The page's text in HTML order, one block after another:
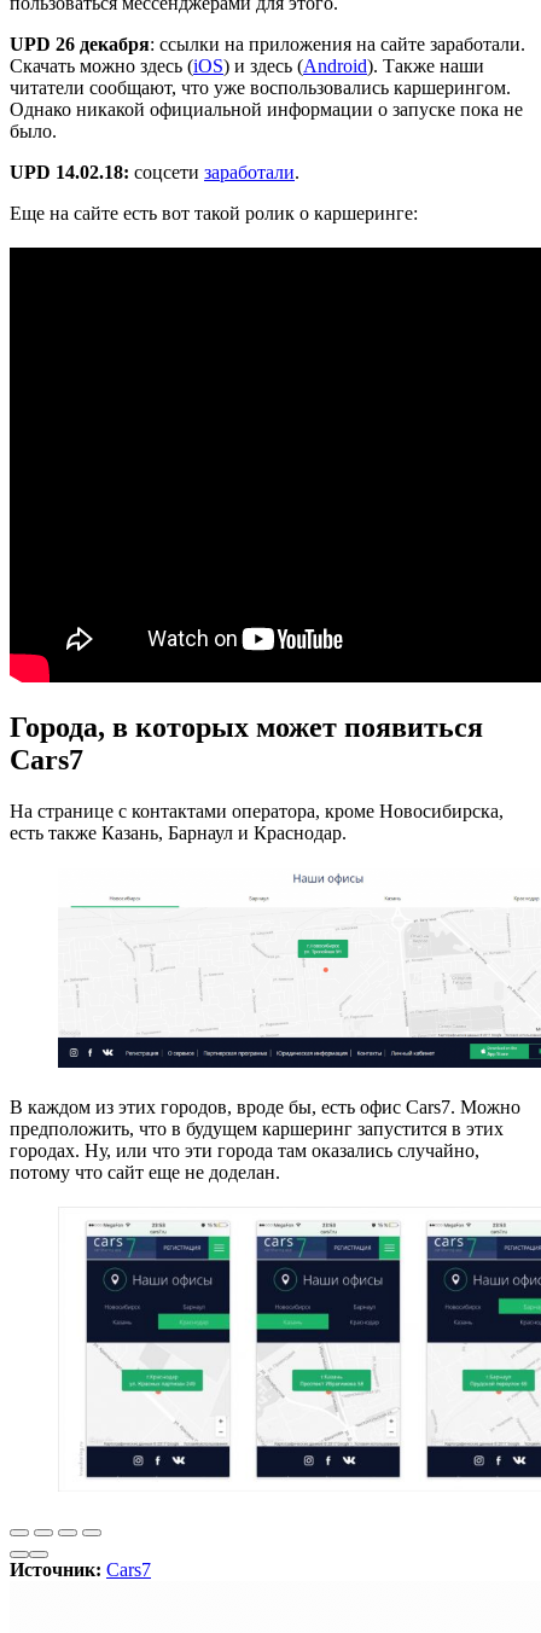
UPD 26 декабря: ссылки на приложения на сайте заработали.
Скачать можно здесь (iOS) и здесь (Android). Также наши
читатели сообщают, что уже воспользовались каршерингом.
Однако никакой официальной информации о запуске пока не
было.
UPD 14.02.18: соцсети заработали.
Еще на сайте есть вот такой ролик о каршеринге:
Города, в которых может появиться
Cars7
На странице с контактами оператора, кроме Новосибирска,
есть также Казань, Барнаул и Краснодар.
В каждом из этих городов, вроде бы, есть офис Cars7. Можно
предположить, что в будущем каршеринг запустится в этих
городах. Ну, или что эти города там оказались случайно,
потому что сайт еще не доделан.
Источник: Cars7